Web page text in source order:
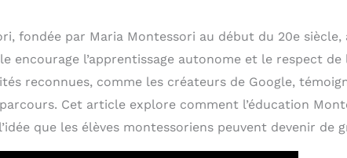
fondée par Maria Montessori au début du 20e
encourage l’apprentissage autonome et le respect
reconnues, comme les créateurs de Google,
Cet article explore comment l’éducation
que les élèves montessoriens peuvent devenir de